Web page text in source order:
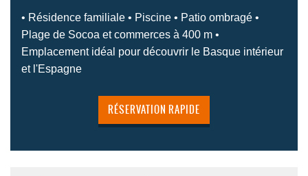
• Résidence familiale • Piscine • Patio ombragé •
Plage de Socoa et commerces à 400 m •
Emplacement idéal pour découvrir le Basque intérieur
et l'Espagne
RÉSERVATION RAPIDE